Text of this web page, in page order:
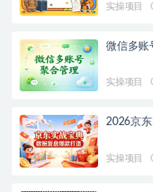
实操项目
微信多账
实操项目
2026京
实操项目